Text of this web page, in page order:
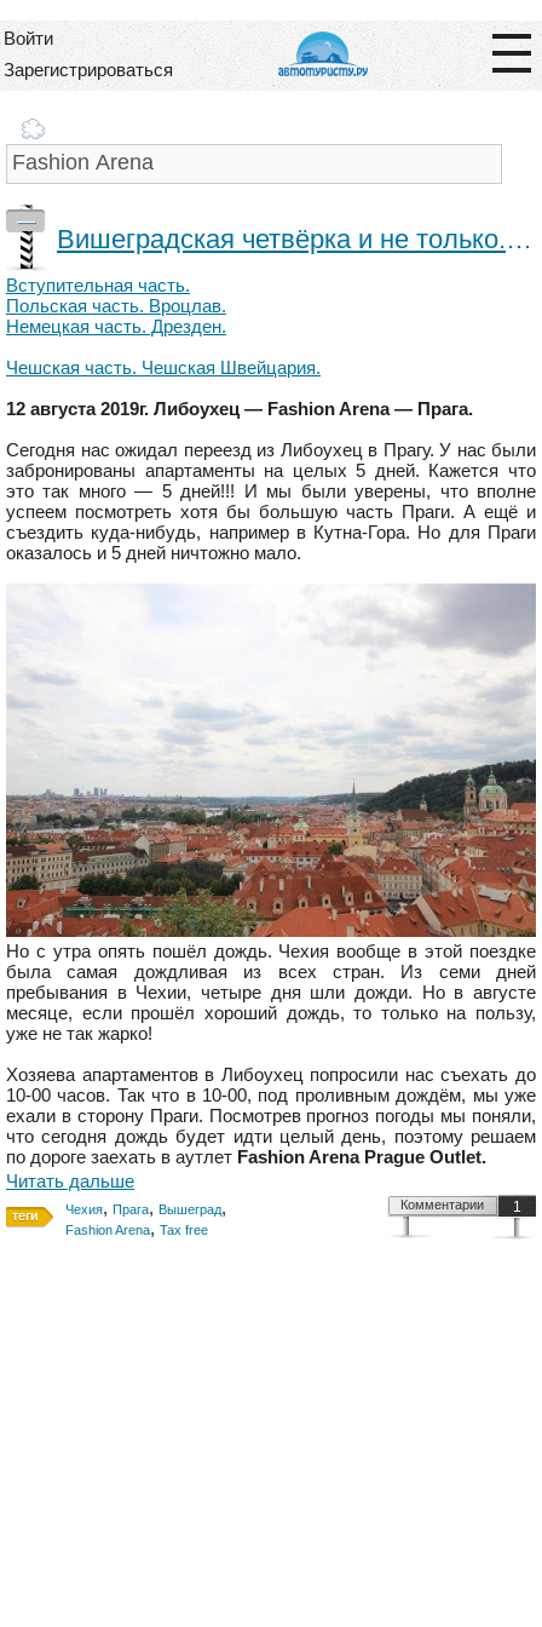
Войти
Зарегистрироваться
—
Вишеградская четвёрка и не только. Чешская часть. Прага.
Вступительная часть.
Польская часть. Вроцлав.
Немецкая часть. Дрезден.
Чешская часть. Чешская Швейцария.
12 августа 2019г. Либоухец — Fashion Arena — Прага.
Сегодня нас ожидал переезд из Либоухец в Прагу. У нас были
забронированы апартаменты на целых 5 дней. Кажется что
это так много — 5 дней!!! И мы были уверены, что вполне
успеем посмотреть хотя бы большую часть Праги. А ещё и
съездить куда-нибудь, например в Кутна-Гора. Но для Праги
оказалось и 5 дней ничтожно мало.
Но с утра опять пошёл дождь. Чехия вообще в этой поездке
была самая дождливая из всех стран. Из семи дней
пребывания в Чехии, четыре дня шли дожди. Но в августе
месяце, если прошёл хороший дождь, то только на пользу,
уже не так жарко!
Хозяева апартаментов в Либоухец попросили нас съехать до
10-00 часов. Так что в 10-00, под проливным дождём, мы уже
ехали в сторону Праги. Посмотрев прогноз погоды мы поняли,
что сегодня дождь будет идти целый день, поэтому решаем
по дороге заехать в аутлет Fashion Arena Prague Outlet.
Читать дальше
Чехия, Прага, Вышеград,
Fashion Arena, Tax free
1
Комментарии